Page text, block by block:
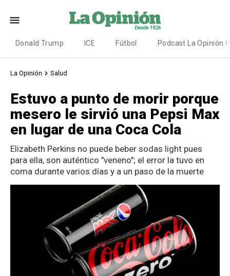
Donald Trump ICE Fútbol Podcast La Opinión
La Opinión Salud
Estuvo a punto de morir porque
mesero le sirvió una Pepsi Max
en lugar de una Coca Cola
Elizabeth Perkins no puede beber sodas light pues
para ella, son auténtico "veneno"; el error la tuvo en
coma durante varios días y a un paso de la muerte